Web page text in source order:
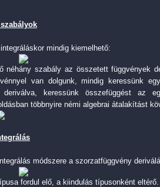
mindig kiemelhető:
néhány szabály az összetett függvények
van dolgunk, mindig keressünk
deriválva, keressünk összefüggést az
többnyire némi algebrai átalakítást
módszere a szorzatfüggvény
fordul elő, a kiindulás típusonként eltérő.